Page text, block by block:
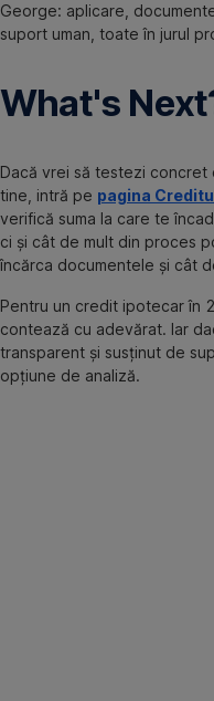
George: aplicare,
suport uman, toate în jurul
What's
Dacă vrei să testezi concret
tine, intră pe pagina
verifică suma la care te
ci și cât de mult din proces
încărca documentele și cât
Pentru un credit ipotecar în
contează cu adevărat. Iar
transparent și susținut de
opțiune de analiză.